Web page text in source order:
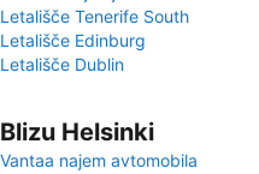
Letališče Tenerife South
Letališče Edinburg
Letališče Dublin
Blizu Helsinki
Vantaa najem avtomobila